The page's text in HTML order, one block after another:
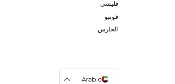
فليشي
فونبو
الحارس
Arabic